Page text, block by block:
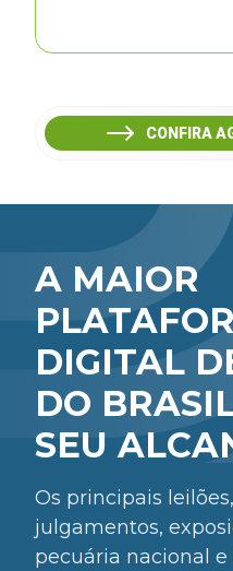
CONFIRA
A MAIOR
DIGITAL
DO
SEU
Os principais
julgamentos,
pecuária nacional